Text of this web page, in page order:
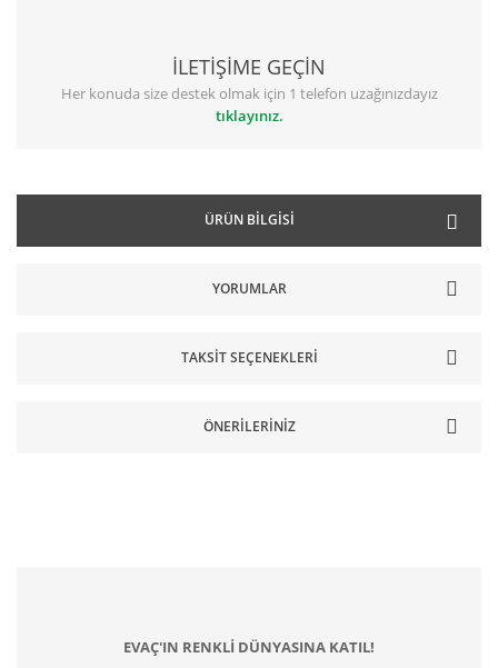
İLETİŞİME GEÇİN
Her konuda size destek olmak için 1 telefon uzağınızdayız
tıklayınız.
ÜRÜN BILGISI
YORUMLAR
TAKSIT SEÇENEKLERI
ÖNERILERINIZ
EVAÇ'IN RENKLİ DÜNYASINA KATIL!